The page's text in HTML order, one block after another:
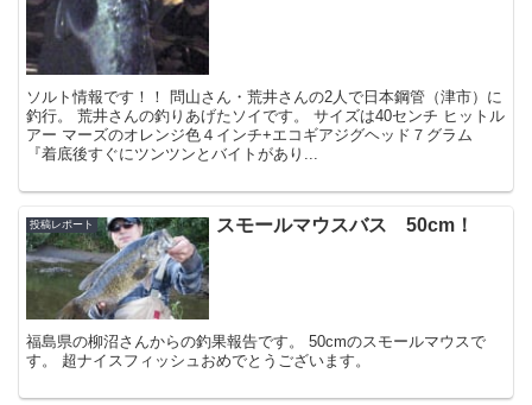
ソルト情報です！！ 問山さん・荒井さんの2人で日本鋼管（津市）に
釣行。 荒井さんの釣りあげたソイです。 サイズは40センチ ヒットル
アー マーズのオレンジ色４インチ+エコギアジグヘッド７グラム
『着底後すぐにツンツンとバイトがあり...
投稿レポート スモールマウスバス 50cm！
福島県の柳沼さんからの釣果報告です。 50cmのスモールマウスで
す。 超ナイスフィッシュおめでとうございます。